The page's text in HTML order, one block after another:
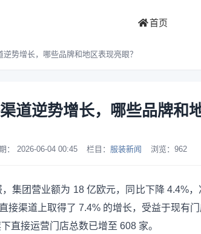
首页
势增长，哪些品牌和地区表现亮眼？
道逆势增长，哪些品牌和
： 2026-06-04 00:45 栏目： 服装新闻 浏览： 962
集团营业额为 18 亿欧元，同比下降 4.4%
接渠道上取得了 7.4% 的增长，受益于现有
直接运营门店总数已增至 608 家。